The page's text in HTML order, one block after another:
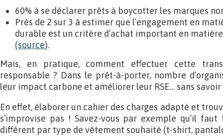
60% à se déclarer prêts à boycotter les marques
Près de 2 sur 3 à estimer que l’engagement en
durable est un critère d’achat important en
(source).
Mais, en pratique, comment effectuer cette
responsable ? Dans le prêt-à-porter, nombre
leur impact carbone et améliorer leur RSE… sans savoir
En effet, élaborer un cahier des charges adapté et
s’improvise pas ! Savez-vous par exemple qu’il
différent par type de vêtement souhaité (t-shirt,